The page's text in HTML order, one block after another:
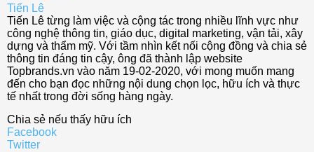
Tiến Lê
Tiến Lê từng làm việc và cộng tác trong nhiều lĩnh vực như
công nghệ thông tin, giáo dục, digital marketing, vận tải, xây
dựng và thẩm mỹ. Với tầm nhìn kết nối cộng đồng và chia sẻ
thông tin đáng tin cậy, ông đã thành lập website
Topbrands.vn vào năm 19-02-2020, với mong muốn mang
đến cho bạn đọc những nội dung chọn lọc, hữu ích và thực
tế nhất trong đời sống hàng ngày.
Chia sẻ nếu thấy hữu ích
Facebook
Twitter